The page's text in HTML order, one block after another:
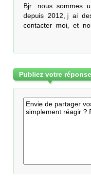
Bjr   nous  sommes
depuis  2012, j  ai
contacter  moi,  et
Publiez votre réponse